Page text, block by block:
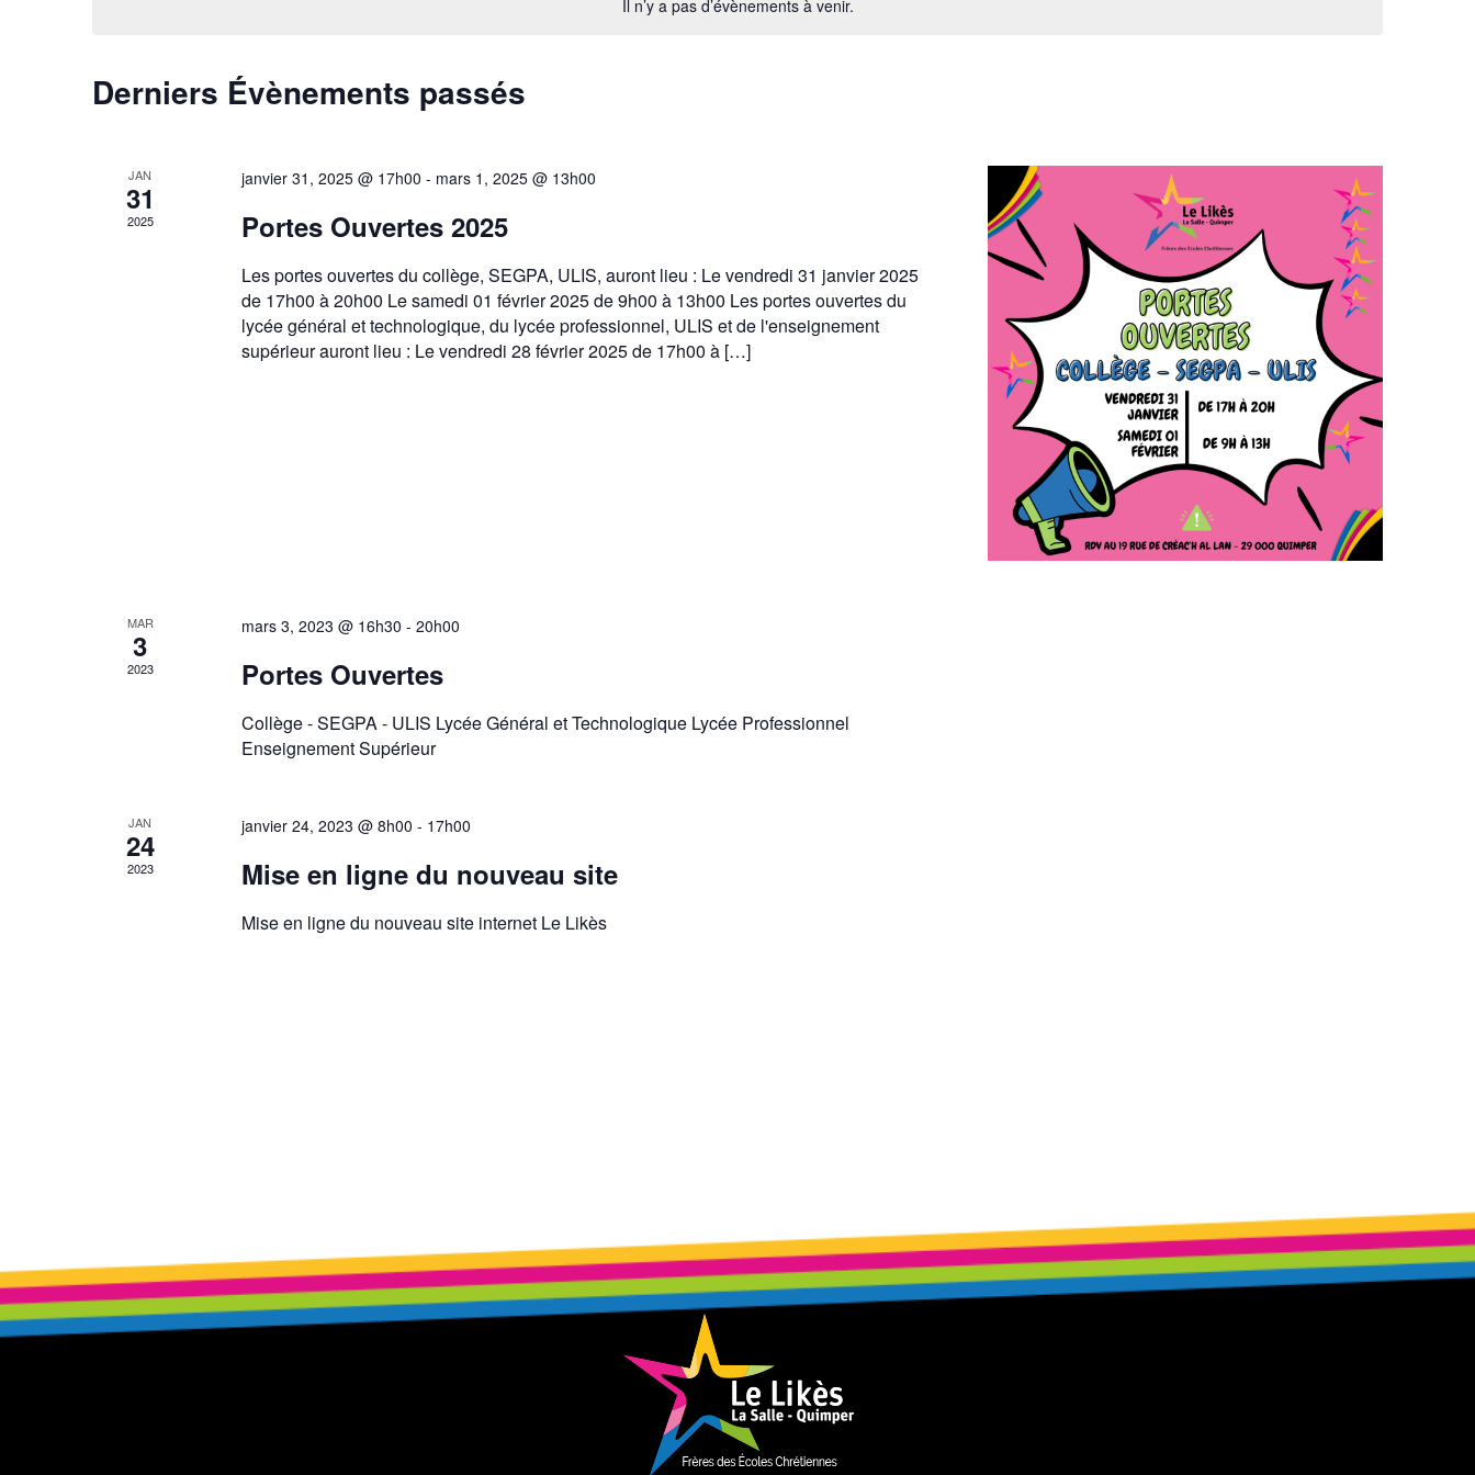
Il n’y a pas d’évènements à venir.
Derniers Évènements passés
JAN
31
2025
janvier 31, 2025 @ 17h00 - mars 1, 2025 @ 13h00
Portes Ouvertes 2025
Les portes ouvertes du collège, SEGPA, ULIS, auront lieu : Le vendredi 31 janvier 2025
de 17h00 à 20h00 Le samedi 01 février 2025 de 9h00 à 13h00 Les portes ouvertes du
lycée général et technologique, du lycée professionnel, ULIS et de l'enseignement
supérieur auront lieu : Le vendredi 28 février 2025 de 17h00 à […]
MAR
3
2023
mars 3, 2023 @ 16h30 - 20h00
Portes Ouvertes
Collège - SEGPA - ULIS Lycée Général et Technologique Lycée Professionnel
Enseignement Supérieur
JAN
24
2023
janvier 24, 2023 @ 8h00 - 17h00
Mise en ligne du nouveau site
Mise en ligne du nouveau site internet Le Likès